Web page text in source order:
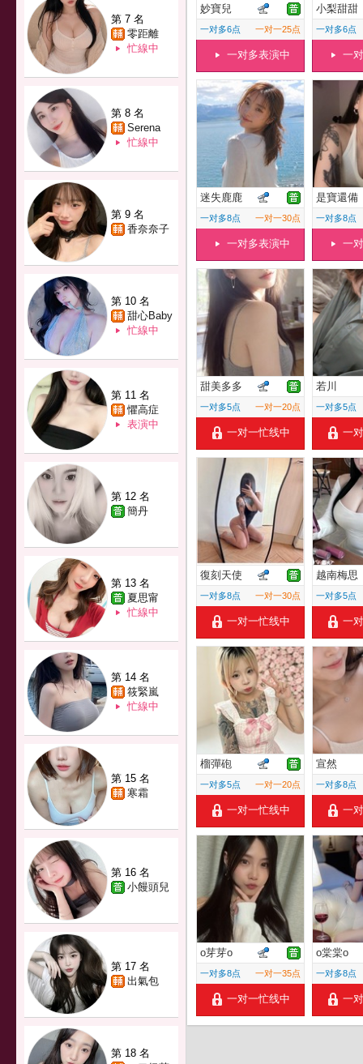
第 7 名
零距離
忙線中
第 8 名
Serena
忙線中
第 9 名
香奈奈子
第 10 名
甜心Baby
忙線中
第 11 名
懼高症
表演中
第 12 名
簡丹
第 13 名
夏思甯
忙線中
第 14 名
筱緊嵐
忙線中
第 15 名
寒霜
第 16 名
小饅頭兒
第 17 名
出氣包
第 18 名
妙寶兒
一对多6点 一对一25点
一对多表演中
小梨甜甜
一对多6点
一
迷失鹿鹿
一对多8点 一对一30点
一对多表演中
是寶還備
一对多8点
一
甜美多多
一对多5点 一对一20点
一对一忙线中
若川
一对多5点
一
復刻天使
一对多8点 一对一30点
一对一忙线中
越南梅思
一对多5点
一
榴彈砲
一对多5点 一对一20点
一对一忙线中
宣然
一对多8点
一
o芽芽o
一对多8点 一对一35点
一对一忙线中
o棠棠o
一对多8点
一